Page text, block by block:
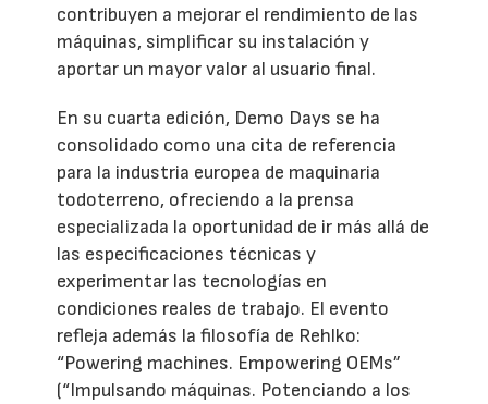
contribuyen a mejorar el rendimiento de las
máquinas, simplificar su instalación y
aportar un mayor valor al usuario final.
En su cuarta edición, Demo Days se ha
consolidado como una cita de referencia
para la industria europea de maquinaria
todoterreno, ofreciendo a la prensa
especializada la oportunidad de ir más allá de
las especificaciones técnicas y
experimentar las tecnologías en
condiciones reales de trabajo. El evento
refleja además la filosofía de Rehlko:
“Powering machines. Empowering OEMs”
(“Impulsando máquinas. Potenciando a los